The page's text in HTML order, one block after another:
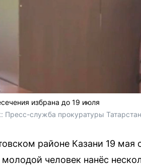
избрана до 19 июля
Пресс-служба прокуратуры
районе Казани 19
молодой человек нанёс